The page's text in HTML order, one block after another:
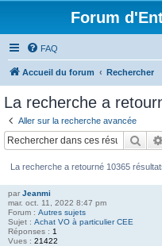
Forum
FAQ
Accueil du forum Rechercher
La recherche a
Aller sur la recherche avancée
La recherche a retourné 10365
par Jeanmi
mar. oct. 11, 2022 8:47 pm
Forum : Autres sujets
Sujet : Achat VO à particulier CEE
Réponses : 1
Vues : 21422